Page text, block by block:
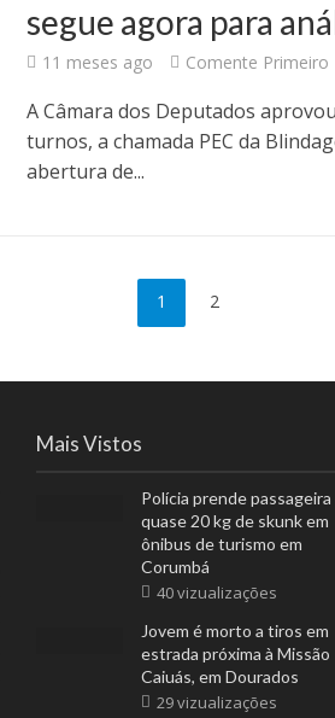
segue agora para
11 meses ago Comente Primeiro
A Câmara dos Deputados
turnos, a chamada PEC da
abertura de...
1 2
Mais Vistos
Polícia prende passageira
quase 20 kg de skunk em
ônibus de turismo em
Corumbá
40 vizualizações
Jovem é morto a tiros em
estrada próxima à Missão
Caiuás, em Dourados
29 vizualizações